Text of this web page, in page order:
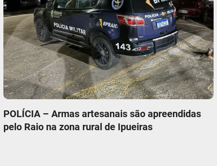
POLÍCIA – Armas artesanais são apreendidas
pelo Raio na zona rural de Ipueiras